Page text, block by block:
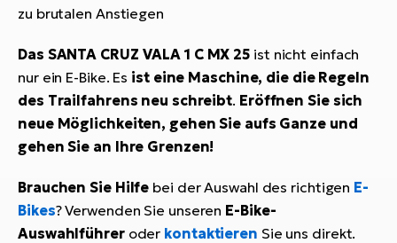
zu brutalen Anstiegen
Das SANTA CRUZ VALA 1 C MX 25 ist nicht einfach
nur ein E-Bike. Es ist eine Maschine, die die Regeln
des Trailfahrens neu schreibt. Eröffnen Sie sich
neue Möglichkeiten, gehen Sie aufs Ganze und
gehen Sie an Ihre Grenzen!
Brauchen Sie Hilfe bei der Auswahl des richtigen E-
Bikes? Verwenden Sie unseren E-Bike-
Auswahlführeroder kontaktieren Sie uns direkt.